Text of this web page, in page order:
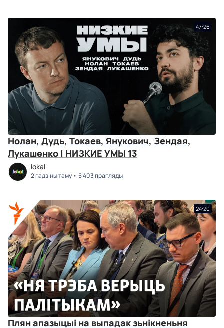
47:26
Нолан, Дудь, Токаев, Янукович, Зендая,
Лукашенко | НИЗКИЕ УМЫ 13
lokal
2 гадзіны таму 5 403 прагляды
24:20
Плян апазыцыі на выпадак зьнікненьня